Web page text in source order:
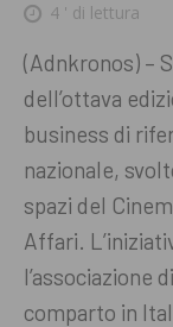
4 ' di lettura
(Adnkronos) –
dell’ottava
business di
nazionale,
spazi del
Affari.
l’associazione
comparto in